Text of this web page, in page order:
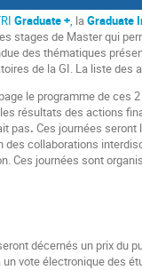
Graduate + laGraduate
stages de Master qui
des thématiques
de la GI. La liste des
le programme de ces
résultats des actions
pas.Ces journées
des collaborations
Ces journées sont
décernés un prix du
un vote électronique des